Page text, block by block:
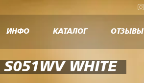
ИНФО КАТАЛОГ ОТЗЫВЫ
WHITE